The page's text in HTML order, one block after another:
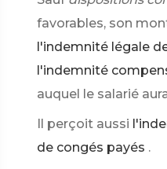
favorables, son
l'indemnité légale
l'indemnité
auquel le salarié
Il perçoit aussi
de congés payés .